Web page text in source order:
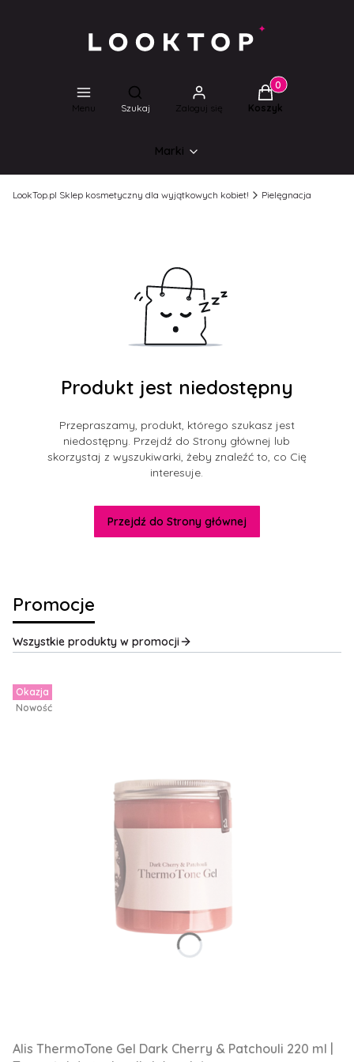
Menu
Otwórz wyszukiwarkę
Szukaj Zaloguj się
Produkty w
Koszyk
Marki
LookTop.pl Sklep kosmetyczny dla wyjątkowych kobiet! Pielęgnacja
Produkt jest niedostępny
Przepraszamy, produkt, którego szukasz jest
niedostępny. Przejdź do Strony głównej lub
skorzystaj z wyszukiwarki, żeby znaleźć to, co Cię
interesuje.
Przejdź do Strony głównej
Promocje
Wszystkie produkty w promocji
Okazja
Nowość
Alis ThermoTone Gel Dark Cherry & Patchouli 220 ml |